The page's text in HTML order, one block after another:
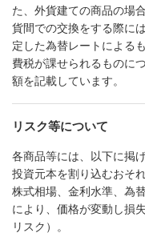
た、外貨建ての商品の場
貨間での交換をする際に
定した為替レートによる
費税が課せられるものに
額を記載しています。
リスク等について
各商品等には、以下に掲
投資元本を割り込むおそ
株式相場、金利水準、為
により、価格が変動し損
リスク）。